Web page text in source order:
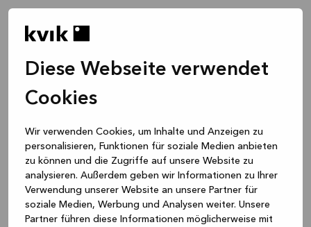
Diese Webseite verwendet
Cookies
Wir verwenden Cookies, um Inhalte und Anzeigen zu
personalisieren, Funktionen für soziale Medien anbieten
zu können und die Zugriffe auf unsere Website zu
analysieren. Außerdem geben wir Informationen zu Ihrer
Verwendung unserer Website an unsere Partner für
soziale Medien, Werbung und Analysen weiter. Unsere
Partner führen diese Informationen möglicherweise mit